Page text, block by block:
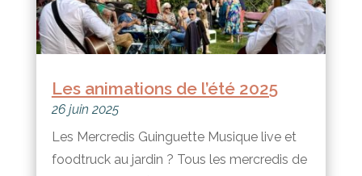
Les animations de l’été 2025
26 juin 2025
Les Mercredis Guinguette Musique live et
foodtruck au jardin ? Tous les mercredis de